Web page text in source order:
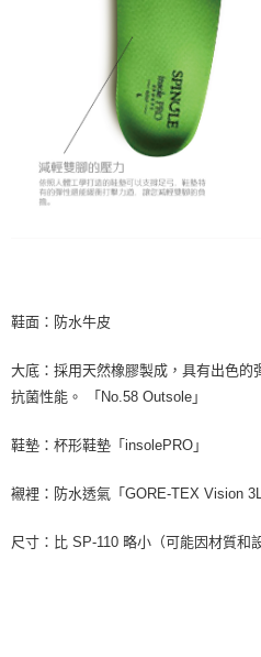
鞋面：防水牛皮
大底：採用天然橡膠製成，具有出色的
抗菌性能。 「No.58 Outsole」
鞋墊：杯形鞋墊「insolePRO」
襯裡：防水透氣「GORE-TEX Vision
尺寸：比 SP-110 略小（可能因材質和